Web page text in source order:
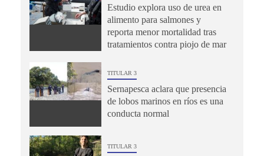
Estudio explora uso de urea en
alimento para salmones y
reporta menor mortalidad tras
tratamientos contra piojo de mar
TITULAR 3
Sernapesca aclara que presencia
de lobos marinos en ríos es una
conducta normal
TITULAR 3